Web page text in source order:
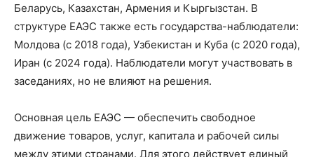
Беларусь, Казахстан, Армения и Кыргызстан. В
структуре ЕАЭС также есть государства-наблюдатели:
Молдова (с 2018 года), Узбекистан и Куба (с 2020 года),
Иран (с 2024 года). Наблюдатели могут участвовать в
заседаниях, но не влияют на решения.
Основная цель ЕАЭС — обеспечить свободное
движение товаров, услуг, капитала и рабочей силы
между этими странами. Для этого действует единый